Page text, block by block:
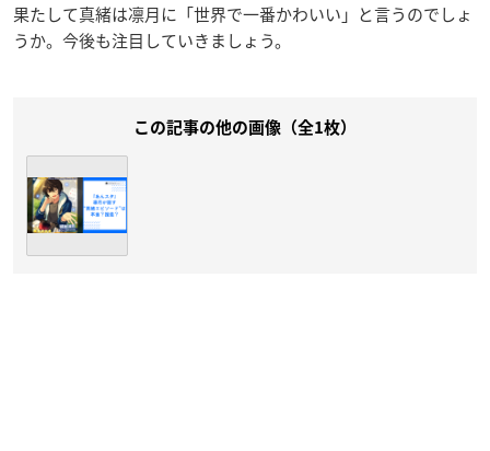
果たして真緒は凛月に「世界で一番かわいい」と言うのでしょ
うか。今後も注目していきましょう。
この記事の他の画像（全1枚）